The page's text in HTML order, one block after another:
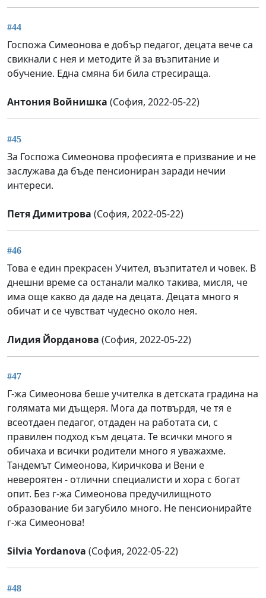
#44
Госпожа Симеонова е добър педагог, децата вече са
свикнали с нея и методите й за възпитание и
обучение. Една смяна би била стресираща.
Антония Войнишка (София, 2022-05-22)
#45
За Госпожа Симеонова професията е призвание и не
заслужава да бъде пенсиониран заради нечии
интереси.
Петя Димитрова (София, 2022-05-22)
#46
Това е един прекрасен Учител, възпитател и човек. В
днешни време са останали малко такива, мисля, че
има още какво да даде на децата. Децата много я
обичат и се чувстват чудесно около нея.
Лидия Йорданова (София, 2022-05-22)
#47
Г-жа Симеонова беше учителка в детската градина на
голямата ми дъщеря. Мога да потвърдя, че тя е
всеотдаен педагог, отдаден на работата си, с
правилен подход към децата. Те всички много я
обичаха и всички родители много я уважахме.
Тандемът Симеонова, Киричкова и Вени е
невероятен - отлични специалисти и хора с богат
опит. Без г-жа Симеонова предучилищното
образование би загубило много. Не пенсионирайте
г-жа Симеонова!
Silvia Yordanova (София, 2022-05-22)
#48